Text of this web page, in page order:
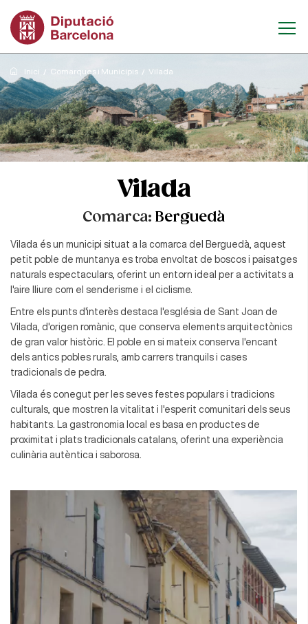
Inici Comarques i Municipis Vilada
Vilada
Comarca: Berguedà
Vilada és un municipi situat a la comarca del Berguedà, aquest
petit poble de muntanya es troba envoltat de boscos i paisatges
naturals espectaculars, oferint un entorn ideal per a activitats a
l'aire lliure com el senderisme i el ciclisme.
Entre els punts d'interès destaca l'església de Sant Joan de
Vilada, d'origen romànic, que conserva elements arquitectònics
de gran valor històric. El poble en si mateix conserva l'encant
dels antics pobles rurals, amb carrers tranquils i cases
tradicionals de pedra.
Vilada és conegut per les seves festes populars i tradicions
culturals, que mostren la vitalitat i l'esperit comunitari dels seus
habitants. La gastronomia local es basa en productes de
proximitat i plats tradicionals catalans, oferint una experiència
culinària autèntica i saborosa.